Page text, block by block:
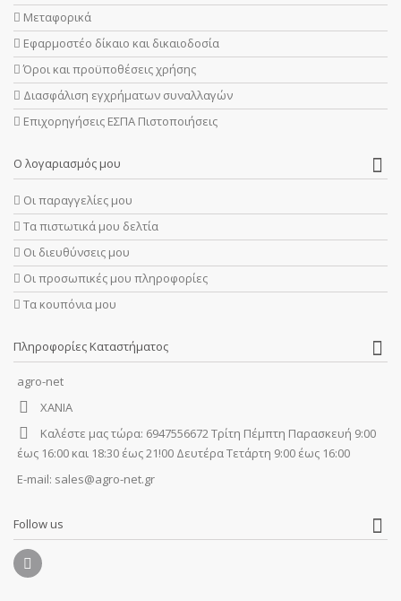
Μεταφορικά
Εφαρμοστέο δίκαιο και δικαιοδοσία
Όροι και προϋποθέσεις χρήσης
Διασφάλιση εγχρήματων συναλλαγών
Επιχορηγήσεις ΕΣΠΑ Πιστοποιήσεις
Ο λογαριασμός μου
Οι παραγγελίες μου
Τα πιστωτικά μου δελτία
Οι διευθύνσεις μου
Οι προσωπικές μου πληροφορίες
Τα κουπόνια μου
Πληροφορίες Καταστήματος
agro-net
ΧΑΝΙΑ
Καλέστε μας τώρα: 6947556672 Τρίτη Πέμπτη Παρασκευή 9:00
έως 16:00 και 18:30 έως 21!00 Δευτέρα Τετάρτη 9:00 έως 16:00
E-mail: sales@agro-net.gr
Follow us